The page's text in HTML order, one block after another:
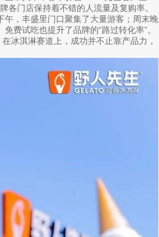
各门店保持着不错的人流量及复购率。
，丰盛里门口聚集了大量游客；周末晚
费试吃也提升了品牌的“路过转化率”。
冰淇淋赛道上，成功并不止靠产品力，